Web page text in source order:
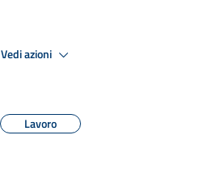
Vedi azioni
Lavoro